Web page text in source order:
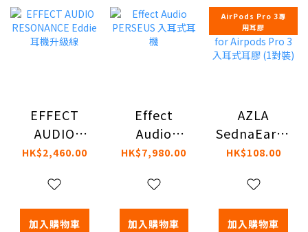
EFFECT
AUDIO
RESONANCE
升級線
HK$2,460.00
加入購物車
Effect
Audio
PERSEUS 入
HK$7,980.00
加入購物車
AirPods Pro 3專
用耳膠
AZLA
SednaEarfit
MAX for
3 入耳式耳膠
(1對裝)
HK$108.00
加入購物車